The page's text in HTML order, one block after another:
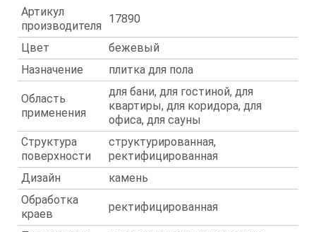
Артикул
производителя
17890
Цвет
бежевый
Назначение
плитка для пола
Область
применения
для бани, для гостиной, для
квартиры, для коридора, для
офиса, для сауны
Структура
поверхности
структурированная,
ректифицированная
Дизайн
камень
Обработка
краев
ректифицированная